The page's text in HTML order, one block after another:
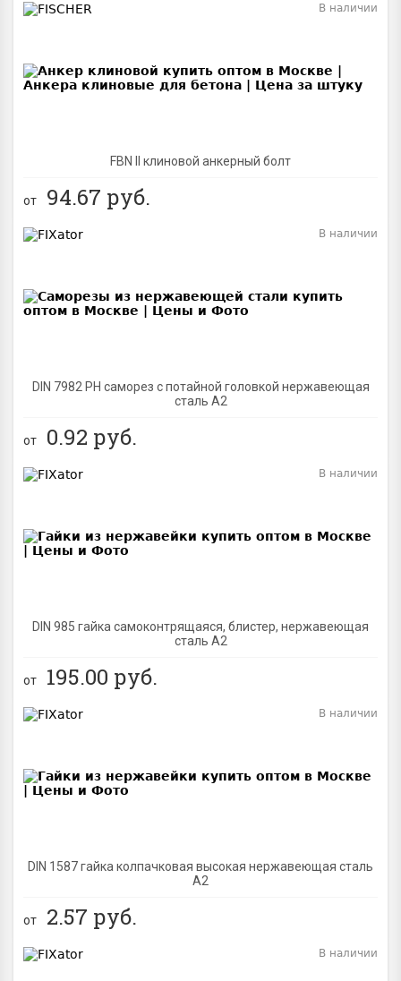
FBN II клиновой анкерный болт
В наличии
от 94.67 руб.
DIN 7982 PH саморез с потайной головкой нержавеющая
сталь A2
В наличии
от 0.92 руб.
DIN 985 гайка самоконтрящаяся, блистер, нержавеющая
сталь A2
В наличии
от 195.00 руб.
DIN 1587 гайка колпачковая высокая нержавеющая сталь
А2
В наличии
от 2.57 руб.
В наличии